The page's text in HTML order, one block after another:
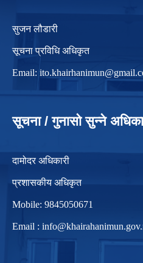
सुजन लौडारी
सूचना प्रविधि अधिकृत
Email:
सूचना / गुनासो सुन्ने
दामोदर अधिकारी
प्रशासकीय अधिकृत
Mobile: 9845050671
Email :